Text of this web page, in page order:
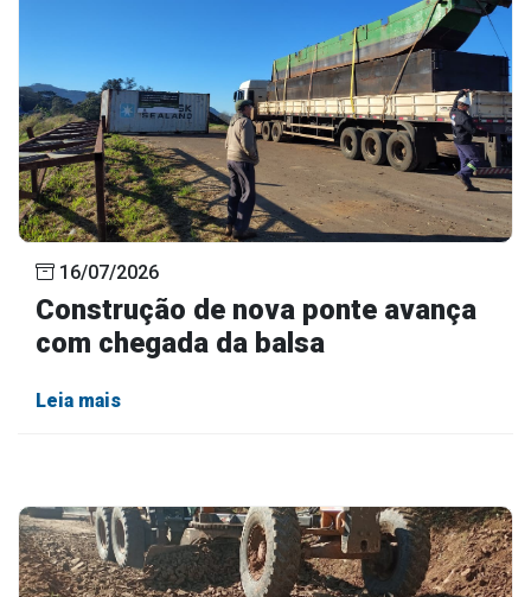
16/07/2026
Construção de nova ponte avança
com chegada da balsa
Leia mais